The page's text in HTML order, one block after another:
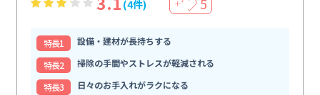
(4件) ＋ 5
特⻑1
設備・建材が長持ちする
特⻑2
掃除の手間やストレスが軽減される
特⻑3
日々のお手入れがラクになる